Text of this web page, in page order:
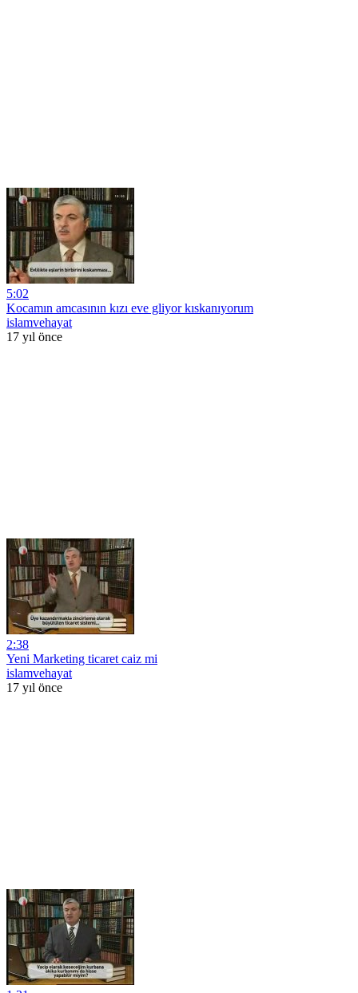
5:02
Kocamın amcasının kızı eve gliyor kıskanıyorum
islamvehayat
17 yıl önce
2:38
Yeni Marketing ticaret caiz mi
islamvehayat
17 yıl önce